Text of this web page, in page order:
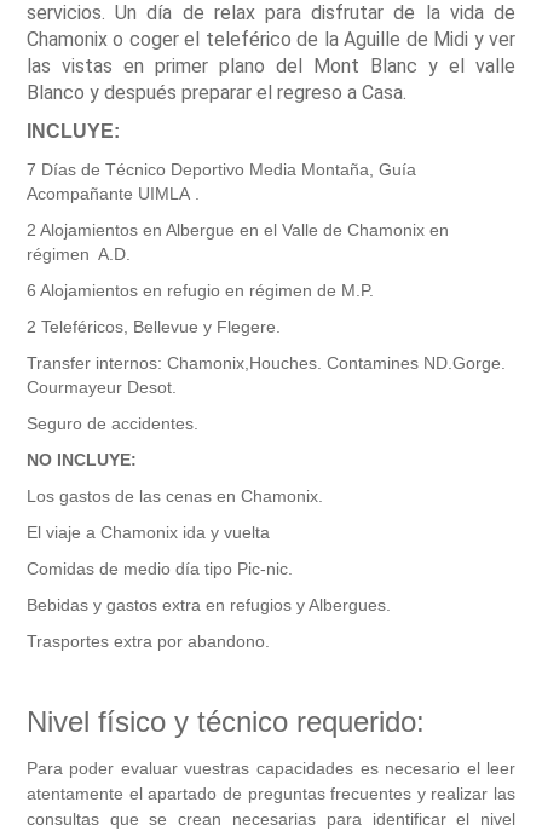
servicios. Un día de relax para disfrutar de la vida de
Chamonix o coger el teleférico de la Aguille de Midi y ver
las vistas en primer plano del Mont Blanc y el valle
Blanco y después preparar el regreso a Casa.
INCLUYE:
7 Días de Técnico Deportivo Media Montaña, Guía
Acompañante UIMLA .
2 Alojamientos en Albergue en el Valle de Chamonix en
régimen A.D.
6 Alojamientos en refugio en régimen de M.P.
2 Teleféricos, Bellevue y Flegere.
Transfer internos: Chamonix,Houches. Contamines ND.Gorge.
Courmayeur Desot.
Seguro de accidentes.
NO INCLUYE:
Los gastos de las cenas en Chamonix.
El viaje a Chamonix ida y vuelta
Comidas de medio día tipo Pic-nic.
Bebidas y gastos extra en refugios y Albergues.
Trasportes extra por abandono.
Nivel físico y técnico requerido:
Para poder evaluar vuestras capacidades es necesario el leer
atentamente el apartado de preguntas frecuentes y realizar las
consultas que se crean necesarias para identificar el nivel